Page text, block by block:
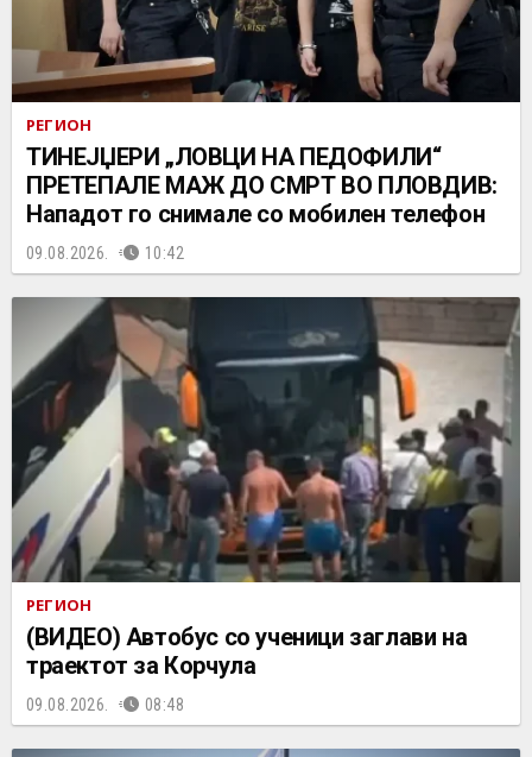
РЕГИОН
ТИНЕЈЏЕРИ „ЛОВЦИ НА ПЕДОФИЛИ“
ПРЕТЕПАЛЕ МАЖ ДО СМРТ ВО ПЛОВДИВ:
Нападот го снимале со мобилен телефон
09.08.2026. 10:42
РЕГИОН
(ВИДЕО) Автобус со ученици заглави на
траектот за Корчула
09.08.2026. 08:48